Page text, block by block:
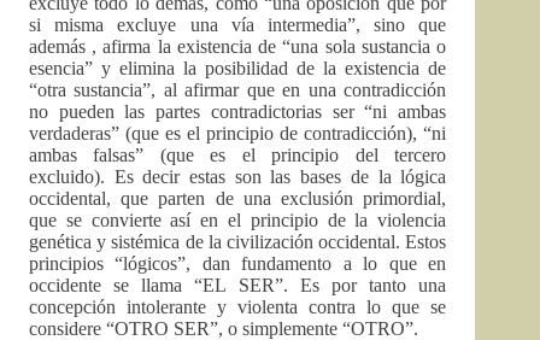
si misma excluye una vía intermedia”, sino que
además , afirma la existencia de “una sola sustancia o
esencia” y elimina la posibilidad de la existencia de
“otra sustancia”, al afirmar que en una contradicción
no pueden las partes contradictorias ser “ni ambas
verdaderas” (que es el principio de contradicción), “ni
ambas falsas” (que es el principio del tercero
excluido). Es decir estas son las bases de la lógica
occidental, que parten de una exclusión primordial,
que se convierte así en el principio de la violencia
genética y sistémica de la civilización occidental. Estos
principios “lógicos”, dan fundamento a lo que en
occidente se llama “EL SER”. Es por tanto una
concepción intolerante y violenta contra lo que se
considere “OTRO SER”, o simplemente “OTRO”.